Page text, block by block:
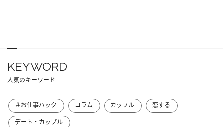
KEYWORD
人気のキーワード
＃お仕事ハック コラム カップル
恋する
デート・カップル